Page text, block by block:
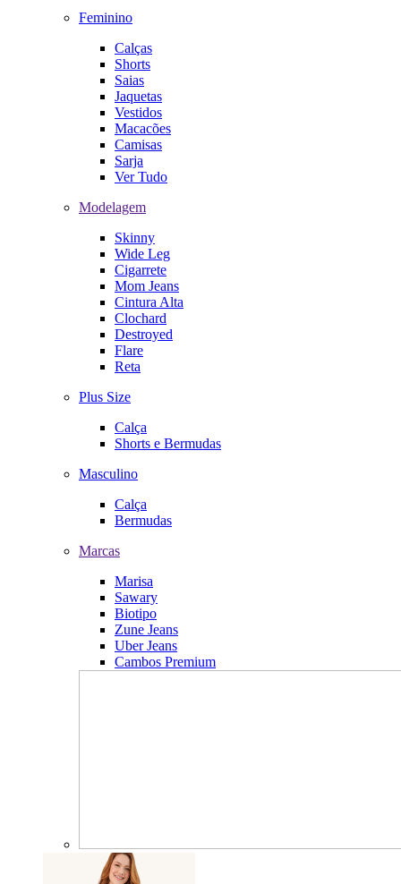
Feminino
Calças
Shorts
Saias
Jaquetas
Vestidos
Macacões
Camisas
Sarja
Ver Tudo
Modelagem
Skinny
Wide Leg
Cigarrete
Mom Jeans
Cintura Alta
Clochard
Destroyed
Flare
Reta
Plus Size
Calça
Shorts e Bermudas
Masculino
Calça
Bermudas
Marcas
Marisa
Sawary
Biotipo
Zune Jeans
Uber Jeans
Cambos Premium